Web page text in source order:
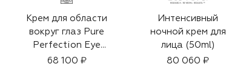
Крем для области
вокруг глаз Pure
Perfection Eye
Cream Smooth
68 100 ₽
Интенсивный
ночной крем для
лица (50ml)
80 060 ₽